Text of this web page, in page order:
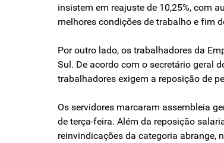
insistem em reajuste de 10,25%, com
melhores condições de trabalho e fim
Por outro lado, os trabalhadores da
Sul. De acordo com o secretário geral
trabalhadores exigem a reposição de
Os servidores marcaram assembleia
de terça-feira. Além da reposição
reinvindicações da categoria abrange,